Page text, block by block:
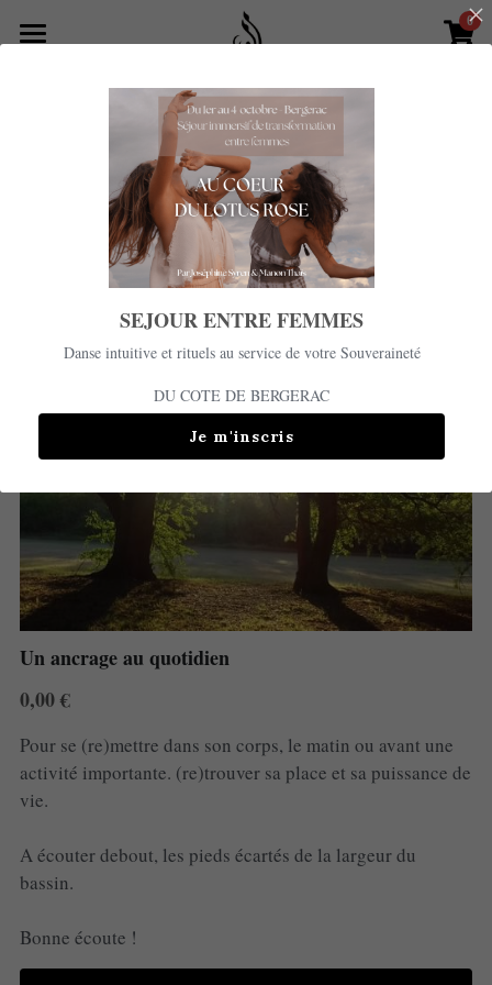
0
Enseignements et séjours
Boutique merveilleuse
Rechercher
Contactez-moi
Un ancrage au quotidien
0,00 €
Pour se (re)mettre dans son corps, le matin ou avant une
activité importante. (re)trouver sa place et sa puissance de
vie.
A écouter debout, les pieds écartés de la largeur du
bassin.
Bonne écoute !
×
LES CATÉGORIES DE LA BOUTIQUE
Toutes les catégories
SEJOUR ENTRE FEMMES
Danse intuitive et rituels au service de votre Souveraineté
DU COTE DE BERGERAC
Je m'inscris